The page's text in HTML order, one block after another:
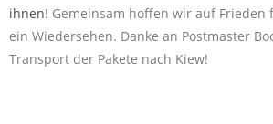
ihnen! Gemeinsam hoffen wir auf
ein Wiedersehen. Danke an Postmaster
Transport der Pakete nach Kiew!